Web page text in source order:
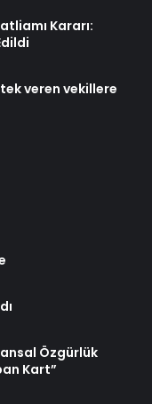
Kararı:
veren vekillere
Özgürlük
Kart”